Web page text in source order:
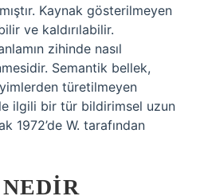
Kaynak gösterilmeyen
ve kaldırılabilir.
zihinde nasıl
Semantik bellek,
türetilmeyen
ilgili bir tür bildirimsel uzun
1972’de W. tarafından